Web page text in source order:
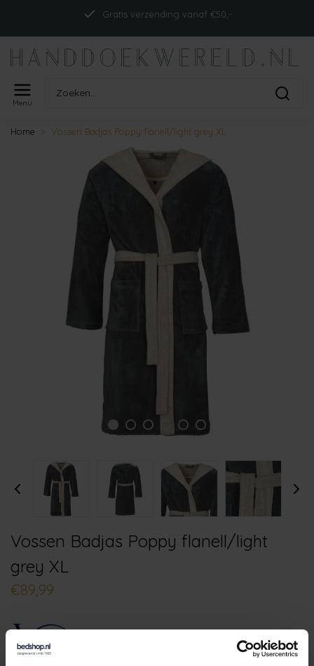
Gratis verzending vanaf €50,-
Menu
Home Vossen Badjas Poppy flanell/light grey XL
Vossen Badjas Poppy flanell/light
grey XL
€89,99